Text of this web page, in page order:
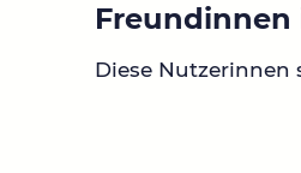
Diese Nutzerinnen